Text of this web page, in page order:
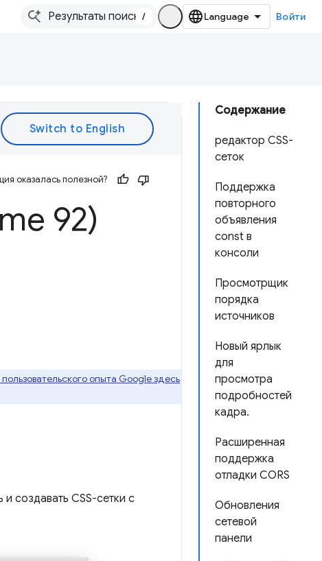
/ Войти
Содержание
редактор CSS-
сеток
Поддержка
повторного
объявления
const в
консоли
Просмотрщик
порядка
источников
Новый ярлык
для
просмотра
подробностей
кадра.
Расширенная
поддержка
отладки CORS
Обновления
сетевой
панели
оказалась полезной?
92)
опыта Google здесь
создавать CSS-сетки с